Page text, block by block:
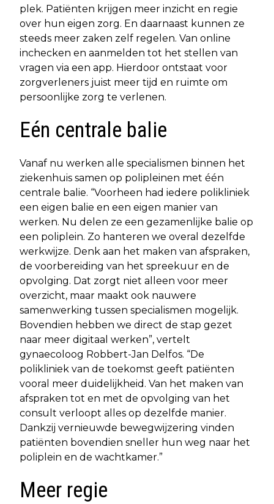
plek. Patiënten krijgen meer inzicht en regie
over hun eigen zorg. En daarnaast kunnen ze
steeds meer zaken zelf regelen. Van online
inchecken en aanmelden tot het stellen van
vragen via een app. Hierdoor ontstaat voor
zorgverleners juist meer tijd en ruimte om
persoonlijke zorg te verlenen.
Eén centrale balie
Vanaf nu werken alle specialismen binnen het
ziekenhuis samen op polipleinen met één
centrale balie. “Voorheen had iedere polikliniek
een eigen balie en een eigen manier van
werken. Nu delen ze een gezamenlijke balie op
een poliplein. Zo hanteren we overal dezelfde
werkwijze. Denk aan het maken van afspraken,
de voorbereiding van het spreekuur en de
opvolging. Dat zorgt niet alleen voor meer
overzicht, maar maakt ook nauwere
samenwerking tussen specialismen mogelijk.
Bovendien hebben we direct de stap gezet
naar meer digitaal werken”, vertelt
gynaecoloog Robbert-Jan Delfos. “De
polikliniek van de toekomst geeft patiënten
vooral meer duidelijkheid. Van het maken van
afspraken tot en met de opvolging van het
consult verloopt alles op dezelfde manier.
Dankzij vernieuwde bewegwijzering vinden
patiënten bovendien sneller hun weg naar het
poliplein en de wachtkamer.”
Meer regie